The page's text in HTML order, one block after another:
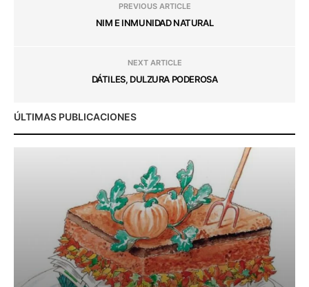
PREVIOUS ARTICLE
NIM E INMUNIDAD NATURAL
NEXT ARTICLE
DÁTILES, DULZURA PODEROSA
ÚLTIMAS PUBLICACIONES